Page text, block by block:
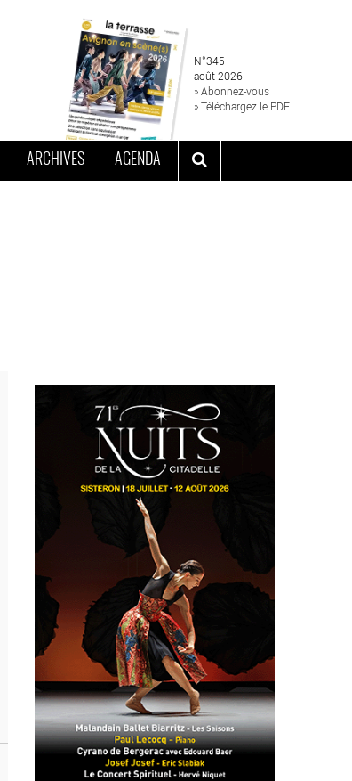
N°345
août 2026
» Abonnez-vous
» Téléchargez le PDF
ARCHIVES AGENDA